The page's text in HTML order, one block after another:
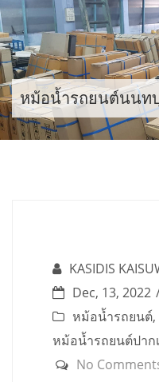
Skip
to
content
หม้อน้ำรถยนต์นนท
KASIDIS
Dec, 13, 2022
หม้อน้ำรถยนต์,
หม้อน้ำรถยนต์ปาก
No